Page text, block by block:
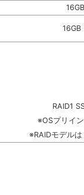
16GB
RAID1
※OSプリイ
※RAIDモデル